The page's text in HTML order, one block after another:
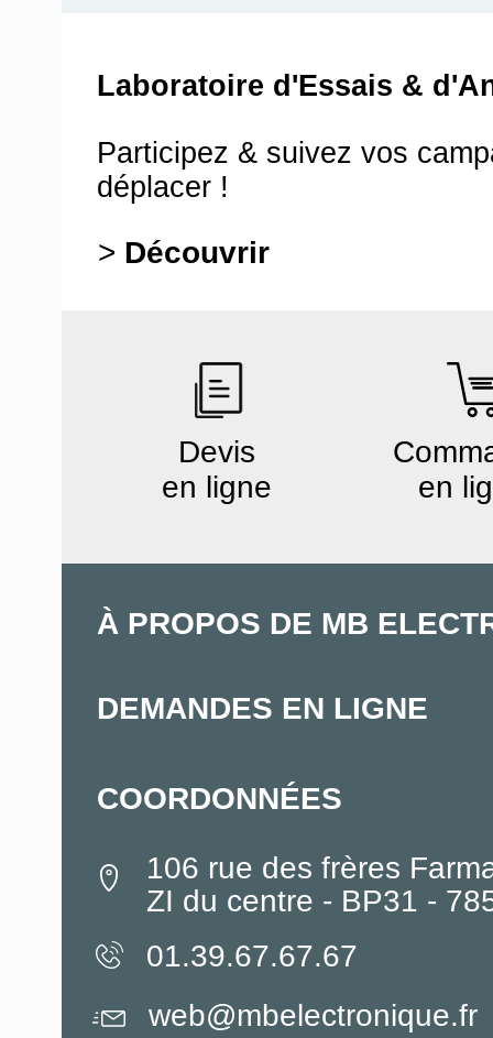
Laboratoire d'Essais &
Participez & suivez vos
déplacer !
> Découvrir
Devis
en ligne
en
À PROPOS DE MB
DEMANDES EN LIGNE
COORDONNÉES
106 rue des frères
ZI du centre - BP31 -
01.39.67.67.67
web@mbelectronique.fr